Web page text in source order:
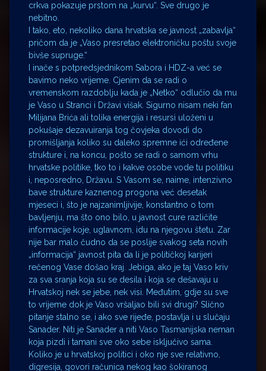
crkva pokazuje prstom na „kurvu“. Sve drugo je
nebitno.
I tako, eto, nekoliko dana hrvatska se javnost „zabavlja“
pričom da je „Vaso presretao elektroničku poštu svoje
bivše supruge.“
I inače s potpredsjednikom Sabora i HDZ-a već se
bavimo neko vrijeme. Cjenim da se radi o
vremenskom razdoblju kada je „Netko“ odlučio da mu
je Vaso u Stranci i Državi višak. Sigurno nisam neki fan
Milijana Brića ali tolika energija i resursi uloženi u
pokušaje dezavuiranja tog čovjeka dovodi do
promišljanja koliko su daleko spremne ići određene
strukture i, na koncu, pošto se radi o samom vrhu
hrvatske politike, tko to i kakve osobe vode tu politiku
i, neposredno, Državu. S Vasom se, naime, intenzivno
bave strukture kaznenog progona već desetak
mjeseci i, što je najzanimljivije, konstantno o tom
bavljenju, ma što ono bilo, u javnost cure različite
informacije koje, uglavnom, idu na njegovu štetu. Zar
nije bar malo čudno da se poslije svakog seta novih
„informacija“ javnost pita da li je političkoj karijeri
rečenog Vase došao kraj. Jebiga, ako je taj Vaso kriv
za sva sranja koja su se desila i koja se dešavaju u
Hrvatskoj nek se jebe, nek visi. Međutim, gdje su sve
to vrijeme dok je Vaso vršaljao bili svi drugi? Slično
pitanje stalno se, i ako sve rijeđe, postavlja i u slučaju
Sanader. Niti je Sanader a niti Vaso Tasmanijska neman
koja pizdi i tamani sve oko sebe isključivo sama.
Koliko je u hrvatskoj politici i oko nje sve relativno,
digresija, govori računica nekog kao šokiranog